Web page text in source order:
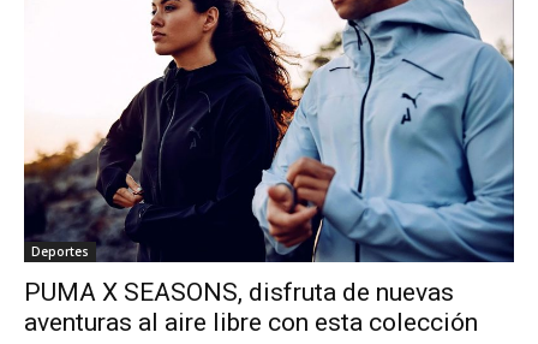
Deportes
PUMA X SEASONS, disfruta de nuevas
aventuras al aire libre con esta colección